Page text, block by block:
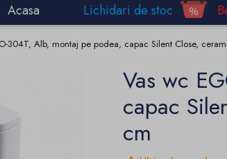
Acasa Lichidari de stoc
304T, Alb, montaj pe podea, capac Silent Close,
Vas wc
capac
cm